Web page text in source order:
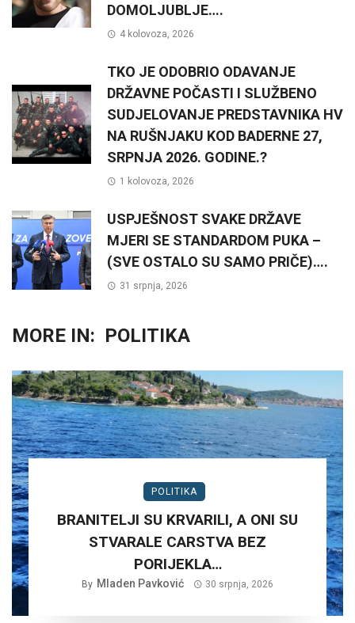
DOMOLJUBLJE….
4 kolovoza, 2026
TKO JE ODOBRIO ODAVANJE
DRŽAVNE POČASTI I SLUŽBENO
SUDJELOVANJE PREDSTAVNIKA HV
NA RUŠNJAKU KOD BADERNE 27,
SRPNJA 2026. GODINE.?
1 kolovoza, 2026
USPJEŠNOST SVAKE DRŽAVE
MJERI SE STANDARDOM PUKA –
(SVE OSTALO SU SAMO PRIČE)….
31 srpnja, 2026
MORE IN: POLITIKA
POLITIKA
BRANITELJI SU KRVARILI, A ONI SU
STVARALE CARSTVA BEZ
PORIJEKLA…
By Mladen Pavković 30 srpnja, 2026